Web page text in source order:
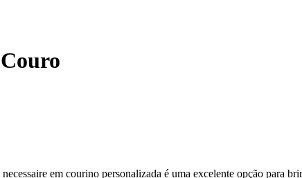
em courino personalizada é uma excelente opção para